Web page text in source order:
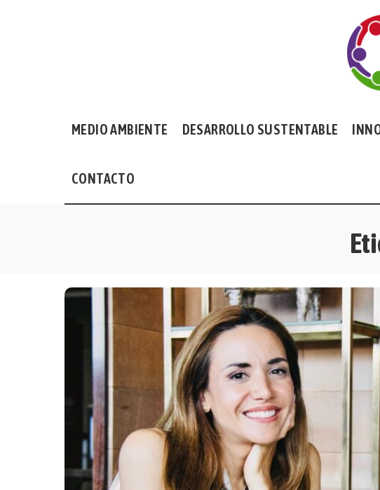
MEDIO AMBIENTE DESARROLLO SUSTENTABLE
CONTACTO